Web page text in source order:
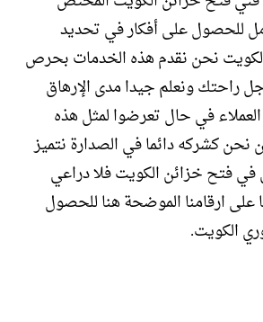
للحصول على أفكار في تحديد
نحن نقدم هذه الخدمات بحرص
راحتك ونعلم جيدا مدى الإرهاق
في حال تعرضوا لمثل هذه
نحن كشركه دائما في الصدارة نتميز
في فتح خزائن الكويت فلا دراعي
على ارقامنا الموضحة هنا للحصول
الكويت.